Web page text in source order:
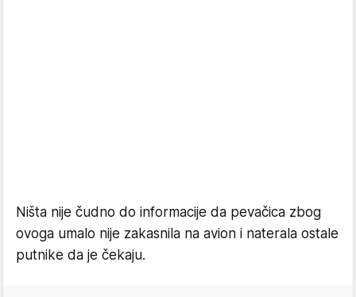
Ništa nije čudno do informacije da pevačica zbog
ovoga umalo nije zakasnila na avion i naterala ostale
putnike da je čekaju.